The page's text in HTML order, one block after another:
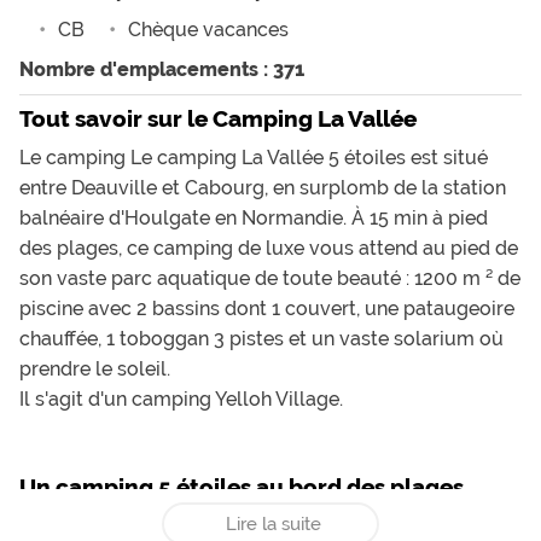
CB
Chèque vacances
Nombre d'emplacements : 371
Tout savoir sur le Camping La Vallée
Le camping Le camping La Vallée 5 étoiles est situé
entre Deauville et Cabourg, en surplomb de la station
balnéaire d'Houlgate en Normandie. À 15 min à pied
des plages, ce camping de luxe vous attend au pied de
son vaste parc aquatique de toute beauté : 1200 m ² de
piscine avec 2 bassins dont 1 couvert, une pataugeoire
chauffée, 1 toboggan 3 pistes et un vaste solarium où
prendre le soleil.
Il s'agit d'un camping Yelloh Village.
Un camping 5 étoiles au bord des plages
Lire la suite